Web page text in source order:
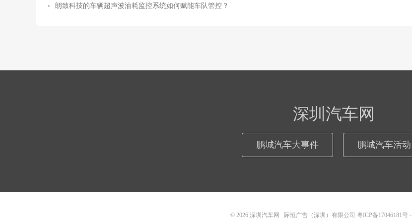
朗致科技的车辆超声波油耗监控系统如何赋能车队管控？
深圳汽车网
鹏城汽车大事件 鹏城汽车活动
© 2026 深圳汽车网 际恒广告（深圳）有限公司 粤ICP备17046181号 -